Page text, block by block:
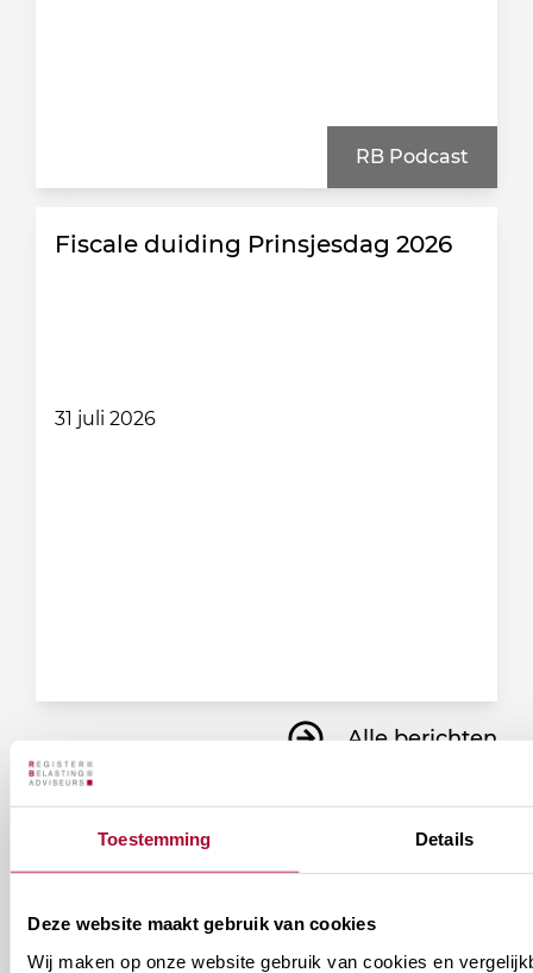
Toestemming Details
Deze website maakt gebruik van cookies
Wij maken op onze website gebruik van cookies en
RB Podcast
Fiscale duiding Prinsjesdag 2026
31 juli 2026
Alle berichten
Ontvang informatie over de
vereniging en/of ons
onderwijsaanbod?